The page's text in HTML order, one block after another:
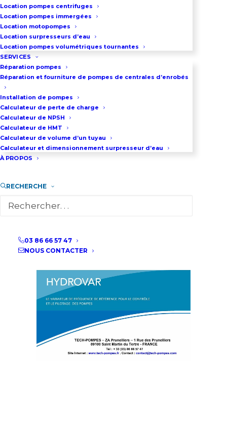
Location pompes centrifuges
Location pompes immergées
Location motopompes
Location surpresseurs d’eau
Location pompes volumétriques tournantes
SERVICES
Réparation pompes
Réparation et fourniture de pompes de centrales d’enrobés
Installation de pompes
Calculateur de perte de charge
Calculateur de NPSH
Calculateur de HMT
Calculateur de volume d’un tuyau
Calculateur et dimensionnement surpresseur d’eau
À PROPOS
RECHERCHE
03 86 66 57 47
NOUS CONTACTER
Retour sur investissement par
économies d’énergie et coûts
d’entretien